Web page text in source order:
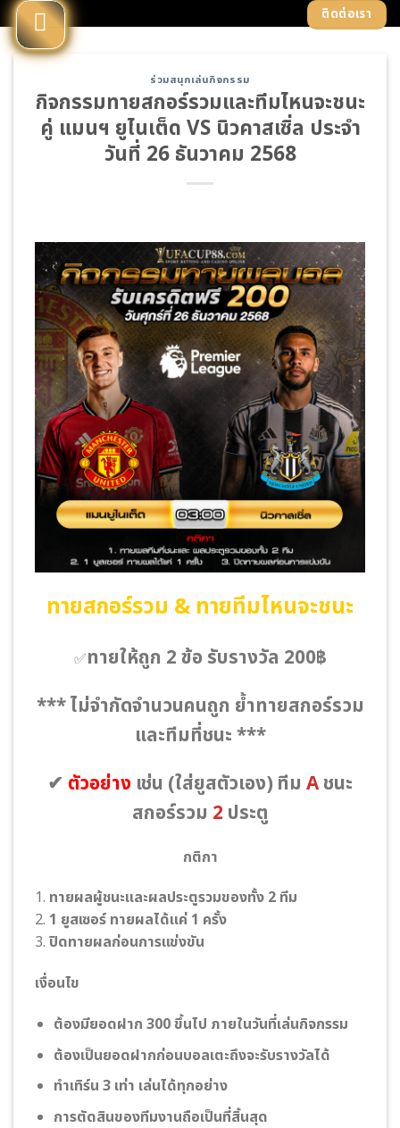
Skip
to
content
ติดต่อเรา
ร่วมสนุกเล่นกิจกรรม
กิจกรรมทายสกอร์รวมและทีมไหนจะชนะ
คู่ แมนฯ ยูไนเต็ด VS นิวคาสเซิ่ล ประจำ
วันที่ 26 ธันวาคม 2568
ทายสกอร์รวม & ทายทีมไหนจะชนะ
✅ทายให้ถูก 2 ข้อ รับรางวัล 200฿
*** ไม่จำกัดจำนวนคนถูก ย้ำทายสกอร์รวม
และทีมที่ชนะ ***
✔ ตัวอย่าง เช่น (ใส่ยูสตัวเอง) ทีม Aชนะ
สกอร์รวม 2 ประตู
กติกา
1. ทายผลผู้ชนะและผลประตูรวมของทั้ง 2 ทีม
2. 1 ยูสเซอร์ ทายผลได้แค่ 1 ครั้ง
3. ปิดทายผลก่อนการแข่งขัน
เงื่อนไข
ต้องมียอดฝาก 300 ขึ้นไป ภายในวันที่เล่นกิจกรรม
ต้องเป็นยอดฝากก่อนบอลเตะถึงจะรับรางวัลได้
ทําเทิร์น 3 เท่า เล่นได้ทุกอย่าง
การตัดสินของทีมงานถือเป็นที่สิ้นสุด